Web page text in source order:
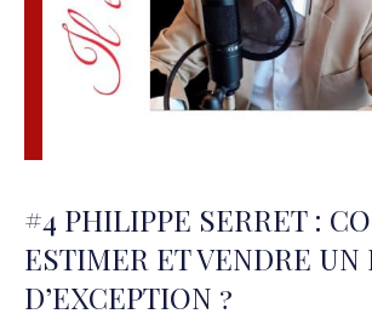
#4 PHILIPPE SERRET :
ESTIMER ET VENDRE UN
D’EXCEPTION ?